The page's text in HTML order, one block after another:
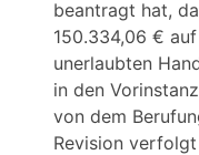
beantragt hat,
150.334,06 €
unerlaubten
in den
von dem
Revision